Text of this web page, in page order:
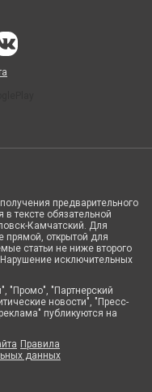
предварительного
тексте обязательной
Камчатский. Для
прямой, открытой для
статьи не ниже второго
Нарушение исключительных
"Промо", "Партнерский
новости", "Пресс-
публикуются на
Правила
данных